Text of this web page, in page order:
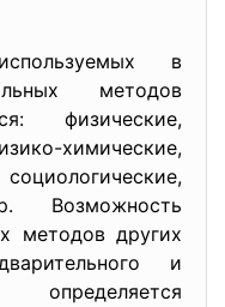
в
методов
физические,
химические,
Возможность
методов других
и